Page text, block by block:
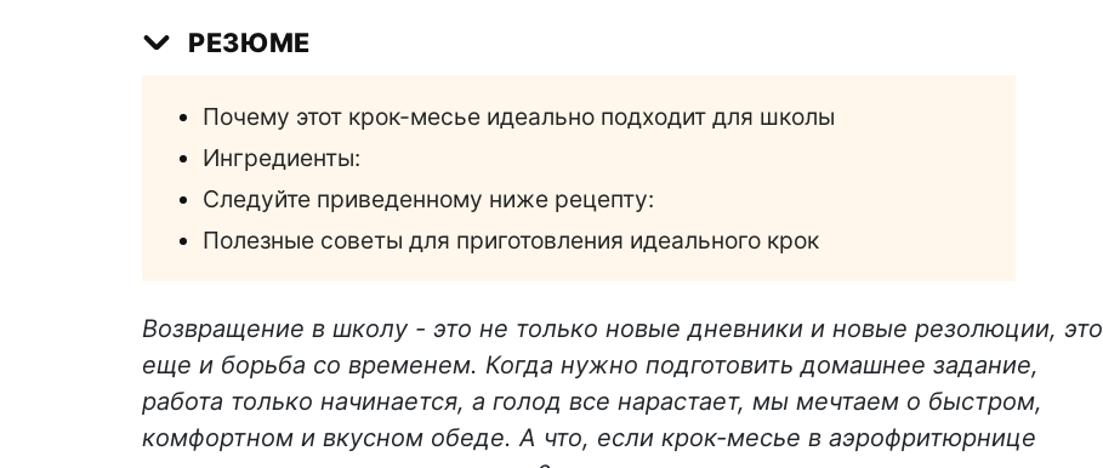
РЕЗЮМЕ
Почему этот крок-месье идеально подходит для школы
Ингредиенты:
Следуйте приведенному ниже рецепту:
Полезные советы для приготовления идеального крок
Возвращение в школу - это не только новые дневники и новые резолюции, это
еще и борьба со временем. Когда нужно подготовить домашнее задание,
работа только начинается, а голод все нарастает, мы мечтаем о быстром,
комфортном и вкусном обеде. А что, если крок-месье в аэрофритюрнице